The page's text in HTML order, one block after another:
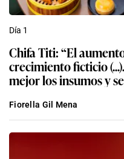
Día 1
Chifa Titi: “El
crecimiento ficticio (...).
mejor los insumos y
Fiorella Gil Mena